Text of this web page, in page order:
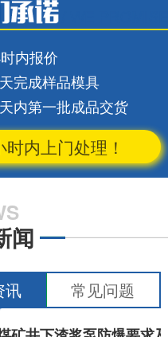
内报价
完成样品模具
内第一批成品交货
内上门处理！
闻
讯 常见问题